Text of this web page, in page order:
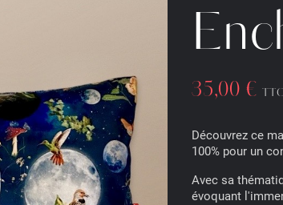
35,00 € TTC
Découvrez ce
100% pour un
Avec sa
évoquant